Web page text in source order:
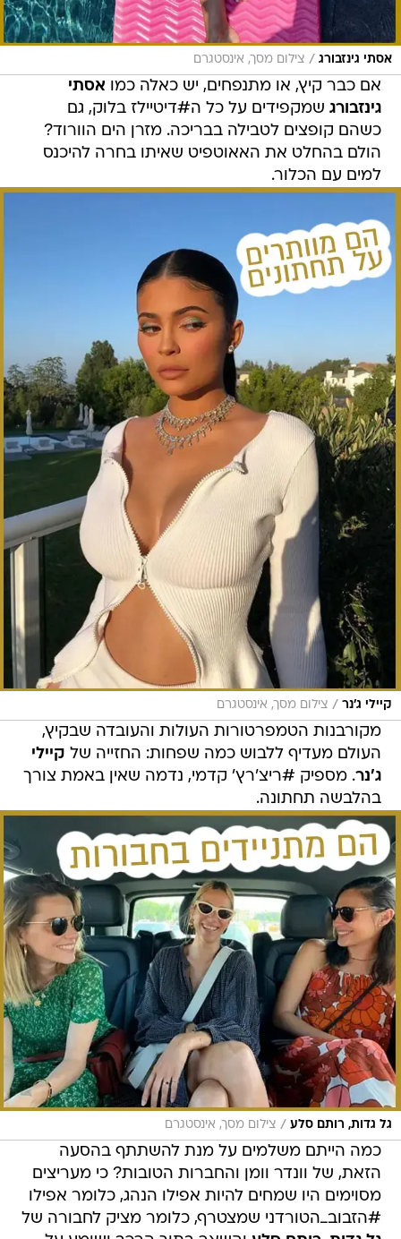
אסתי גינזבורג / צילום מסך, אינסטגרם
אם כבר קיץ, או מתנפחים, יש כאלה כמו אסתי
גינזבורג שמקפידים על כל ה#דיטיילז בלוק, גם
כשהם קופצים לטבילה בבריכה. מזרן הים הוורוד?
הולם בהחלט את האאוטפיט שאיתו בחרה להיכנס
למים עם הכלור.
קיילי ג'נר / צילום מסך, אינסטגרם
מקורבנות הטמפרטורות העולות והעובדה שבקיץ,
העולם מעדיף ללבוש כמה שפחות: החזייה של קיילי
ג'נר. מספיק #ריצ'רץ' קדמי, נדמה שאין באמת צורך
בהלבשה תחתונה.
גל גדות, רותם סלע / צילום מסך, אינסטגרם
כמה הייתם משלמים על מנת להשתתף בהסעה
הזאת, של וונדר וומן והחברות הטובות? כי מעריצים
מסוימים היו שמחים להיות אפילו הנהג, כלומר אפילו
#הזבוב_הטורדני שמצטרף, כלומר מציק לחבורה של